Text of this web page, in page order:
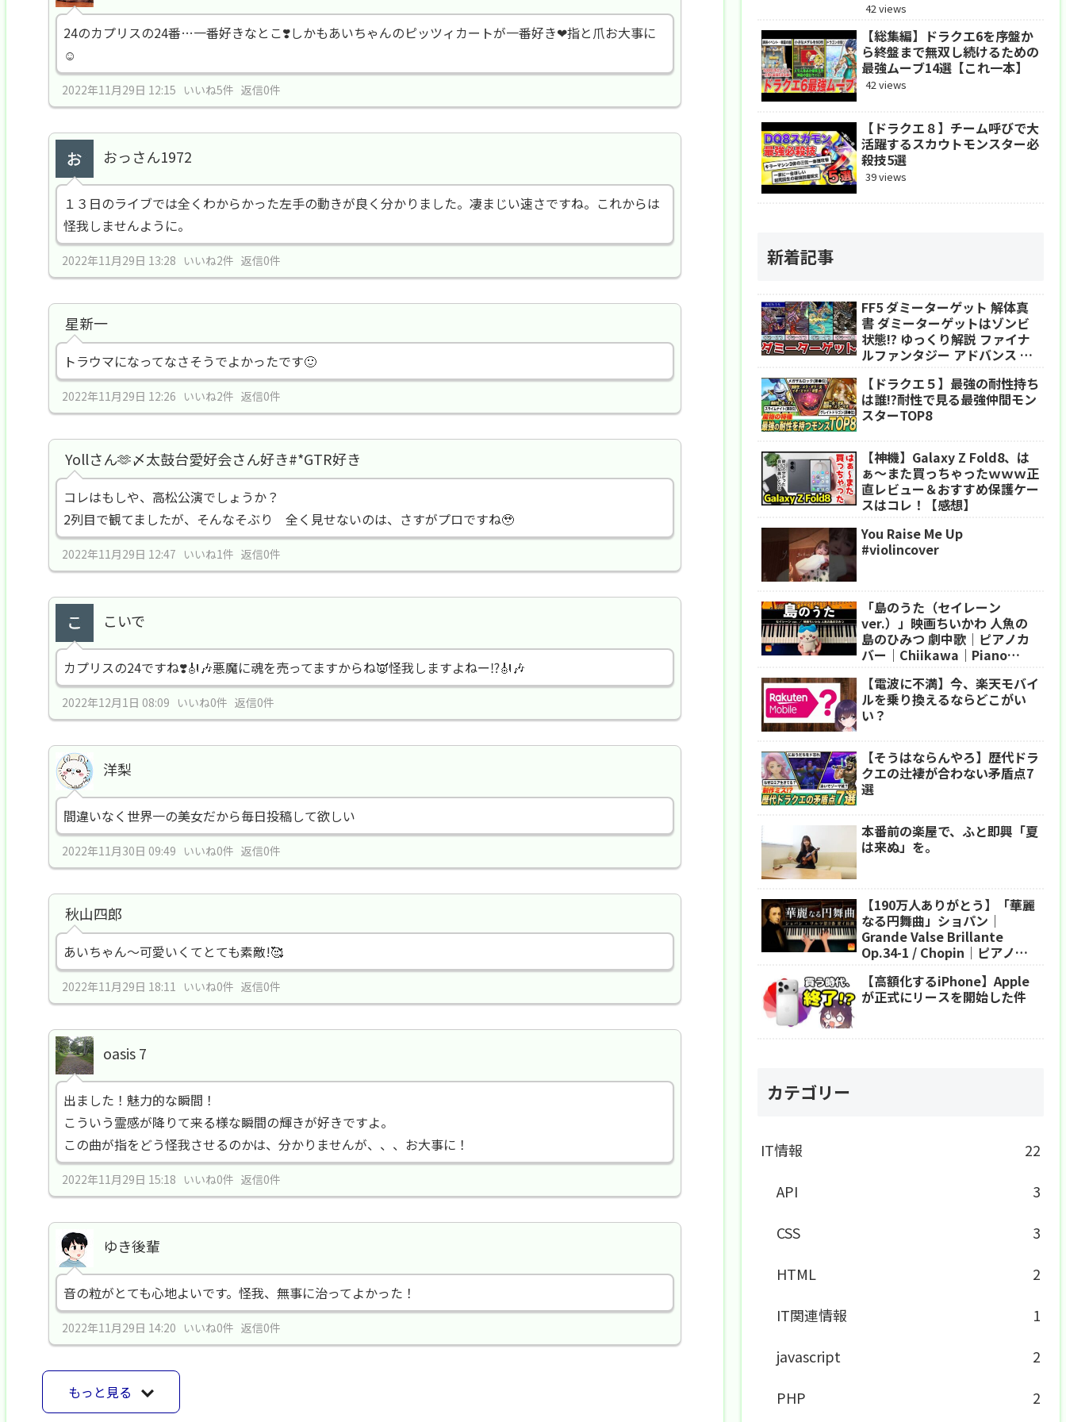
24のカプリスの24番…一番好きなとこ❣️しかもあいちゃんのピッツィカートが一番好き❤指と爪お大事に
☺️
2022年11月29日 12:15 いいね5件 返信0件
おっさん1972
１３日のライブでは全くわからかった左手の動きが良く分かりました。凄まじい速さですね。これからは
怪我しませんように。
2022年11月29日 13:28 いいね2件 返信0件
星新一
トラウマになってなさそうでよかったです🙂
2022年11月29日 12:26 いいね2件 返信0件
Yollさん🫶〆太鼓台愛好会さん好き#*GTR好き
コレはもしや、高松公演でしょうか？
2列目で観てましたが、そんなそぶり 全く見せないのは、さすがプロですね🥹
2022年11月29日 12:47 いいね1件 返信0件
こいで
カプリスの24ですね❣️🎻🎶悪魔に魂を売ってますからね👿怪我しますよねー⁉️🎻🎶
2022年12月1日 08:09 いいね0件 返信0件
洋梨
間違いなく世界一の美女だから毎日投稿して欲しい
2022年11月30日 09:49 いいね0件 返信0件
秋山四郎
あいちゃん〜可愛いくてとても素敵!🥰
2022年11月29日 18:11 いいね0件 返信0件
oasis 7
出ました！魅力的な瞬間！
こういう霊感が降りて来る様な瞬間の輝きが好きですよ。
この曲が指をどう怪我させるのかは、分かりませんが、、、お大事に！
2022年11月29日 15:18 いいね0件 返信0件
ゆき後輩
音の粒がとても心地よいです。怪我、無事に治ってよかった！
2022年11月29日 14:20 いいね0件 返信0件
もっと見る
アドバンス
42 views
【総集編】ドラクエ6を序盤か
ら終盤まで無双し続けるための
最強ムーブ14選【これ一本】
42 views
【ドラクエ８】チーム呼びで大
活躍するスカウトモンスター必
殺技5選
39 views
新着記事
FF5 ダミーターゲット 解体真
書 ダミーターゲットはゾンビ
状態!? ゆっくり解説 ファイナ
ルファンタジー アドバンス ピ
【ドラクエ５】最強の耐性持ち
は誰!?耐性で見る最強仲間モン
スターTOP8
【神機】Galaxy Z Fold8、は
ぁ〜また買っちゃったｗｗｗ正
直レビュー＆おすすめ保護ケー
スはコレ！【感想】
You Raise Me Up
#violincover
「島のうた（セイレーン
ver.）」映画ちいかわ 人魚の
島のひみつ 劇中歌｜ピアノカ
バー｜Chiikawa｜Piano
【電波に不満】今、楽天モバイ
ルを乗り換えるならどこがい
い？
【そうはならんやろ】歴代ドラ
クエの辻褄が合わない矛盾点7
選
本番前の楽屋で、ふと即興「夏
は来ぬ」を。
【190万人ありがとう】「華麗
なる円舞曲」ショパン｜
Grande Valse Brillante
Op.34-1 / Chopin｜ピアノ｜
【高額化するiPhone】Apple
が正式にリースを開始した件
カテゴリー
IT情報
22
API
3
CSS
3
HTML
2
IT関連情報
1
javascript
2
PHP
2